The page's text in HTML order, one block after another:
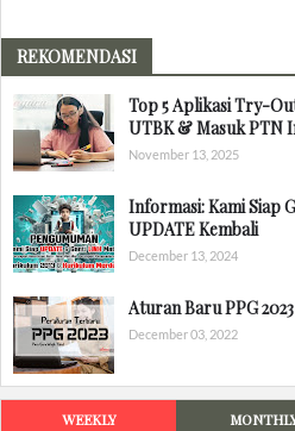
REKOMENDASI
Top 5 Aplikasi Try-
UTBK & Masuk PTN
November 13, 2025
Informasi: Kami Siap
UPDATE Kembali
December 13, 2024
Aturan Baru PPG
December 03, 2022
WEEKLY